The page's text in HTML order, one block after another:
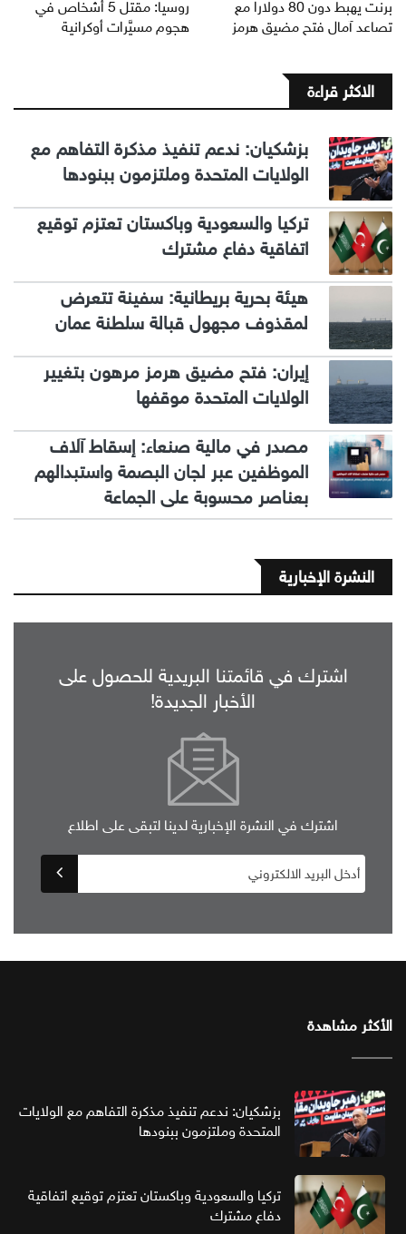
برنت يهبط دون 80 دولارا مع
تصاعد آمال فتح مضيق هرمز
روسيا: مقتل 5 أشخاص في
هجوم مسيَّرات أوكرانية
الاكثر قراءة
بزشكيان: ندعم تنفيذ مذكرة التفاهم مع
الولايات المتحدة وملتزمون ببنودها
تركيا والسعودية وباكستان تعتزم توقيع
اتفاقية دفاع مشترك
هيئة بحرية بريطانية: سفينة تتعرض
لمقذوف مجهول قبالة سلطنة عمان
إيران: فتح مضيق هرمز مرهون بتغيير
الولايات المتحدة موقفها
مصدر في مالية صنعاء: إسقاط آلاف
الموظفين عبر لجان البصمة واستبدالهم
بعناصر محسوبة على الجماعة
النشرة الإخبارية
اشترك في قائمتنا البريدية للحصول على
الأخبار الجديدة!
اشترك في النشرة الإخبارية لدينا لتبقى على اطلاع
الأكثر مشاهدة
بزشكيان: ندعم تنفيذ مذكرة التفاهم مع الولايات
المتحدة وملتزمون ببنودها
تركيا والسعودية وباكستان تعتزم توقيع اتفاقية
دفاع مشترك